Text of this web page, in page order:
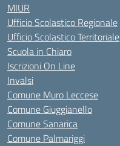
MIUR
Ufficio Scolastico Regionale
Ufficio Scolastico Territoriale
Scuola in Chiaro
Iscrizioni On Line
Invalsi
Comune Muro Leccese
Comune Giuggianello
Comune Sanarica
Comune Palmariggi